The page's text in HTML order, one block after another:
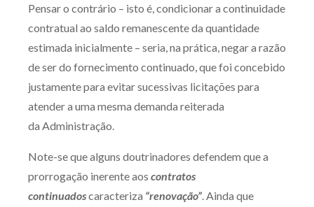
Pensar o contrário – isto é, condicionar a continuidade
contratual ao saldo remanescente da quantidade
estimada inicialmente – seria, na prática, negar a razão
de ser do fornecimento continuado, que foi concebido
justamente para evitar sucessivas licitações para
atender a uma mesma demanda reiterada
da Administração.
Note-se que alguns doutrinadores defendem que a
prorrogação inerente aos contratos
continuadoscaracteriza “renovação” . Ainda que